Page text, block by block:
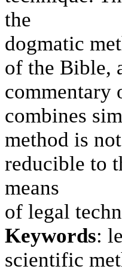
the
dogmatic
of the Bible,
commentary
combines
method is not
reducible to
means
of legal
Keywords:
scientific